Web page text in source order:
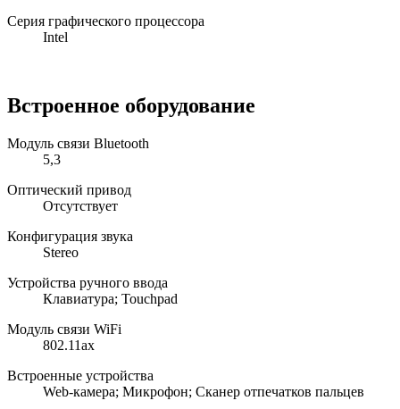
Серия графического процессора
Intel
Встроенное оборудование
Модуль связи Bluetooth
5,3
Оптический привод
Отсутствует
Конфигурация звука
Stereo
Устройства ручного ввода
Клавиатура; Touchpad
Модуль связи WiFi
802.11ax
Встроенные устройства
Web-камера; Микрофон; Сканер отпечатков пальцев